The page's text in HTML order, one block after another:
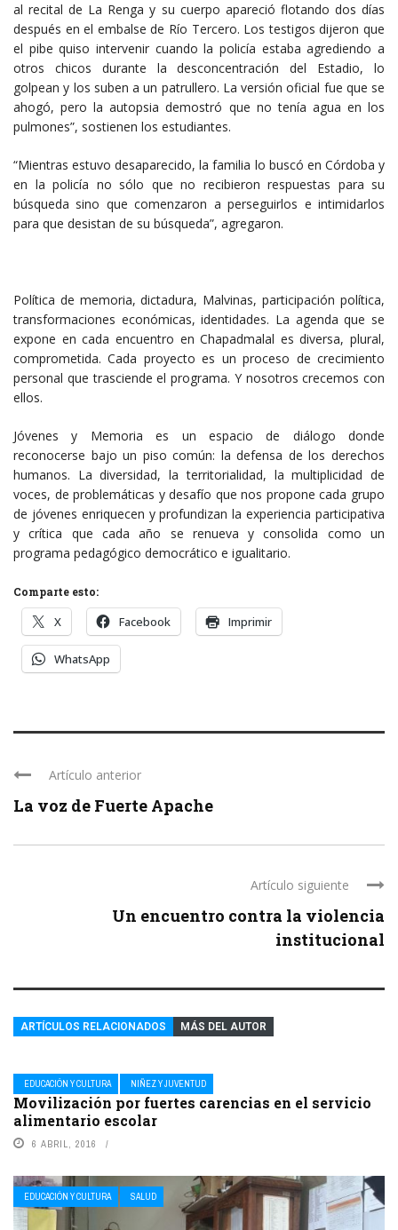
al recital de La Renga y su cuerpo apareció flotando dos días
después en el embalse de Río Tercero. Los testigos dijeron que
el pibe quiso intervenir cuando la policía estaba agrediendo a
otros chicos durante la desconcentración del Estadio, lo
golpean y los suben a un patrullero. La versión oficial fue que se
ahogó, pero la autopsia demostró que no tenía agua en los
pulmones”, sostienen los estudiantes.
“Mientras estuvo desaparecido, la familia lo buscó en Córdoba y
en la policía no sólo que no recibieron respuestas para su
búsqueda sino que comenzaron a perseguirlos e intimidarlos
para que desistan de su búsqueda”, agregaron.
Política de memoria, dictadura, Malvinas, participación política,
transformaciones económicas, identidades. La agenda que se
expone en cada encuentro en Chapadmalal es diversa, plural,
comprometida. Cada proyecto es un proceso de crecimiento
personal que trasciende el programa. Y nosotros crecemos con
ellos.
Jóvenes y Memoria es un espacio de diálogo donde
reconocerse bajo un piso común: la defensa de los derechos
humanos. La diversidad, la territorialidad, la multiplicidad de
voces, de problemáticas y desafío que nos propone cada grupo
de jóvenes enriquecen y profundizan la experiencia participativa
y crítica que cada año se renueva y consolida como un
programa pedagógico democrático e igualitario.
Comparte esto:
X Facebook Imprimir
WhatsApp
Artículo anterior
La voz de Fuerte Apache
Artículo siguiente
Un encuentro contra la violencia
institucional
ARTÍCULOS RELACIONADOS MÁS DEL AUTOR
EDUCACIÓN Y CULTURA NIÑEZ Y JUVENTUD
Movilización por fuertes carencias en el servicio
alimentario escolar
6 ABRIL, 2016
EDUCACIÓN Y CULTURA SALUD